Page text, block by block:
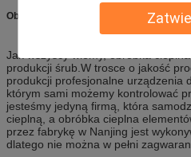
Obróbka cieplna przez nas samych
Jak wszyscy wiemy, obróbka
produkcji śrub.W trosce o jakość
produkcji profesjonalne urządzenia
którym sami możemy kontrolować
jesteśmy jedyną firmą, która
cieplną, a obróbka cieplna
przez fabrykę w Nanjing jest
dlatego nie można w pełni